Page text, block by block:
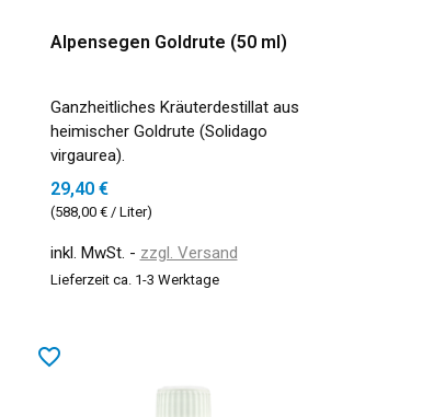
Alpensegen Goldrute (50 ml)
Ganzheitliches Kräuterdestillat aus
heimischer Goldrute (Solidago
virgaurea).
29,40 €
(588,00 € / Liter)
inkl. MwSt. zzgl. Versand
Lieferzeit ca. 1-3 Werktage
favorite_border